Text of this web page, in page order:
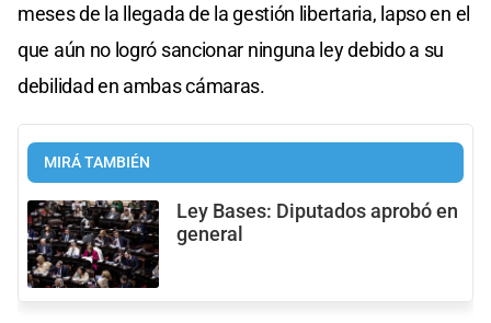
meses de la llegada de la gestión libertaria, lapso en el
que aún no logró sancionar ninguna ley debido a su
debilidad en ambas cámaras.
MIRÁ TAMBIÉN
Ley Bases: Diputados aprobó en
general